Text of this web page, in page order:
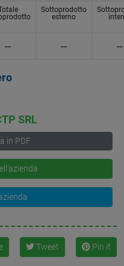
Sottoprodotto
esterno
-- -- --
SRL
in PDF
Tweet Pin it